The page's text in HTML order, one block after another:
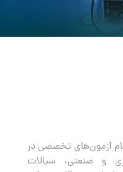
آزمون‌های تخصصی در
و صنعتی، سیالات